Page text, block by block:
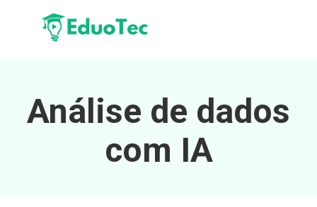
Análise de dados
com IA